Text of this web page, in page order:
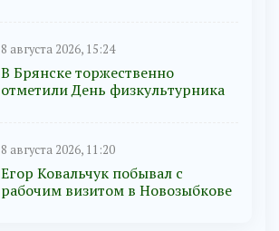
8 августа 2026, 15:24
В Брянске торжественно
отметили День физкультурника
8 августа 2026, 11:20
Егор Ковальчук побывал с
рабочим визитом в Новозыбкове